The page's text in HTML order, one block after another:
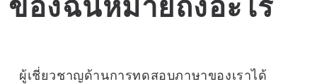
ผู้เชี่ยวชาญด้านการทดสอบภาษาของเราได้